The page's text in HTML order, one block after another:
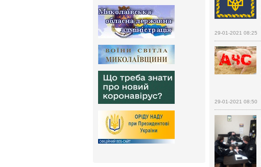
29-01-2021 08:25
29-01-2021 08:50